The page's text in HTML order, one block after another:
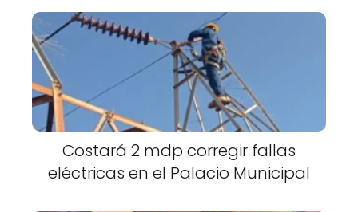
Costará 2 mdp corregir fallas
eléctricas en el Palacio Municipal